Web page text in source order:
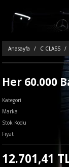
Anasayfa C CLASS
Her 60.000
Kategori
Marka
Stok Kodu
Fiyat
12.701,41